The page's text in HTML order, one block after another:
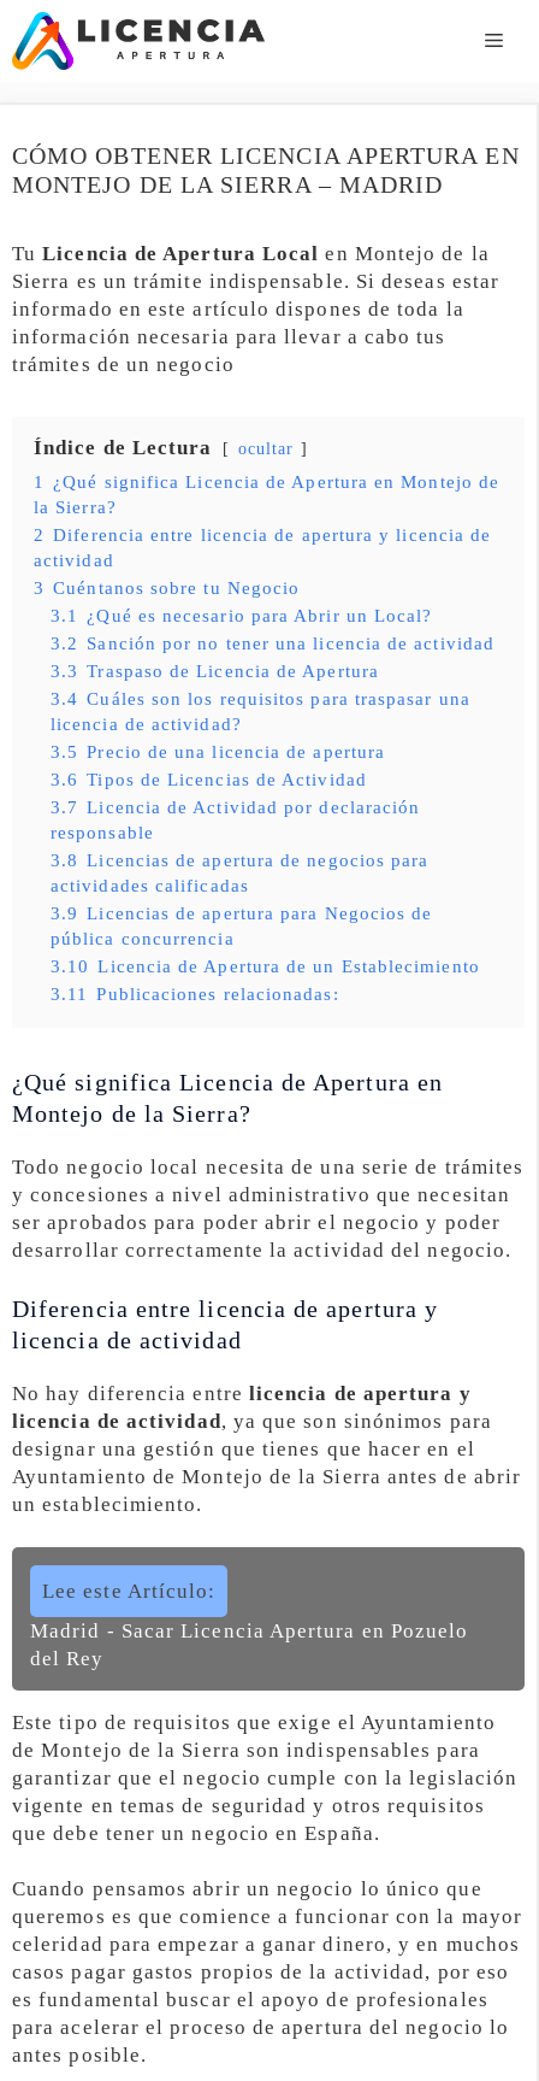
Saltar
contenido
CÓMO OBTENER LICENCIA APERTURA EN
MONTEJO DE LA SIERRA – MADRID
TuLicencia de Apertura Local en Montejo de la
Sierra es un trámite indispensable. Si deseas estar
informado en este artículo dispones de toda la
información necesaria para llevar a cabo tus
trámites de un negocio
Índice de Lectura ocultar
1
¿Qué significa Licencia de Apertura en Montejo de
la Sierra?
2 Diferencia entre licencia de apertura y licencia de
actividad
3 Cuéntanos sobre tu Negocio
3.1
¿Qué es necesario para Abrir un Local?
3.2 Sanción por no tener una licencia de actividad
3.3 Traspaso de Licencia de Apertura
3.4 Cuáles son los requisitos para traspasar una
licencia de actividad?
3.5 Precio de una licencia de apertura
3.6 Tipos de Licencias de Actividad
3.7 Licencia de Actividad por declaración
responsable
3.8 Licencias de apertura de negocios para
actividades calificadas
3.9 Licencias de apertura para Negocios de
pública concurrencia
3.10 Licencia de Apertura de un Establecimiento
3.11
Publicaciones relacionadas:
¿Qué significa Licencia de Apertura en
Montejo de la Sierra?
Todo negocio local necesita de una serie de trámites
y concesiones a nivel administrativo que necesitan
ser aprobados para poder abrir el negocio y poder
desarrollar correctamente la actividad del negocio.
Diferencia entre licencia de apertura y
licencia de actividad
No hay diferencia entre licencia de apertura y
licencia de actividad, ya que son sinónimos para
designar una gestión que tienes que hacer en el
Ayuntamiento de Montejo de la Sierra antes de abrir
un establecimiento.
Lee este Artículo:
Madrid - Sacar Licencia Apertura en Pozuelo
del Rey
Este tipo de requisitos que exige el Ayuntamiento
de Montejo de la Sierra son indispensables para
garantizar que el negocio cumple con la legislación
vigente en temas de seguridad y otros requisitos
que debe tener un negocio en España.
Cuando pensamos abrir un negocio lo único que
queremos es que comience a funcionar con la mayor
celeridad para empezar a ganar dinero, y en muchos
casos pagar gastos propios de la actividad, por eso
es fundamental buscar el apoyo de profesionales
para acelerar el proceso de apertura del negocio lo
antes posible.